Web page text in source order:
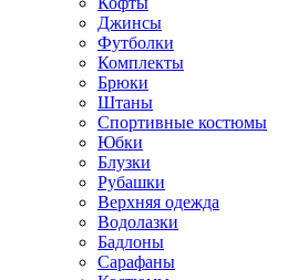
Джинсы
Футболки
Комплекты
Брюки
Штаны
Спортивные костюмы
Юбки
Блузки
Рубашки
Верхняя одежда
Водолазки
Бадлоны
Сарафаны